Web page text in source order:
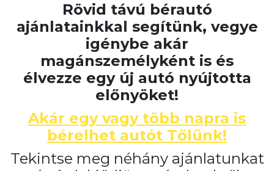
Rövid távú bérautó
ajánlatainkkal segítünk, vegye
igénybe akár
magánszemélyként is és
élvezze egy új autó nyújtotta
előnyöket!
Akár egy vagy több napra is
bérelhet autót Tőlünk!
Tekintse meg néhány ajánlatunkat